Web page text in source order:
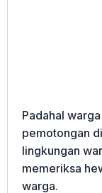
Padahal
pemotongan
lingkungan
memeriksa
warga.